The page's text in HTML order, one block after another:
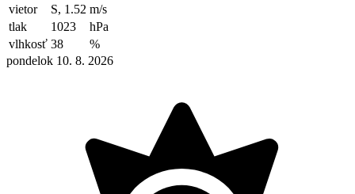
vietor
S, 1.52 m/s
tlak
1023
hPa
vlhkosť 38
%
pondelok 10. 8. 2026